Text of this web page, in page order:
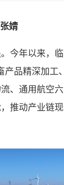
婧
年以来，临
产品精深加工
、通用航空
推动产业链